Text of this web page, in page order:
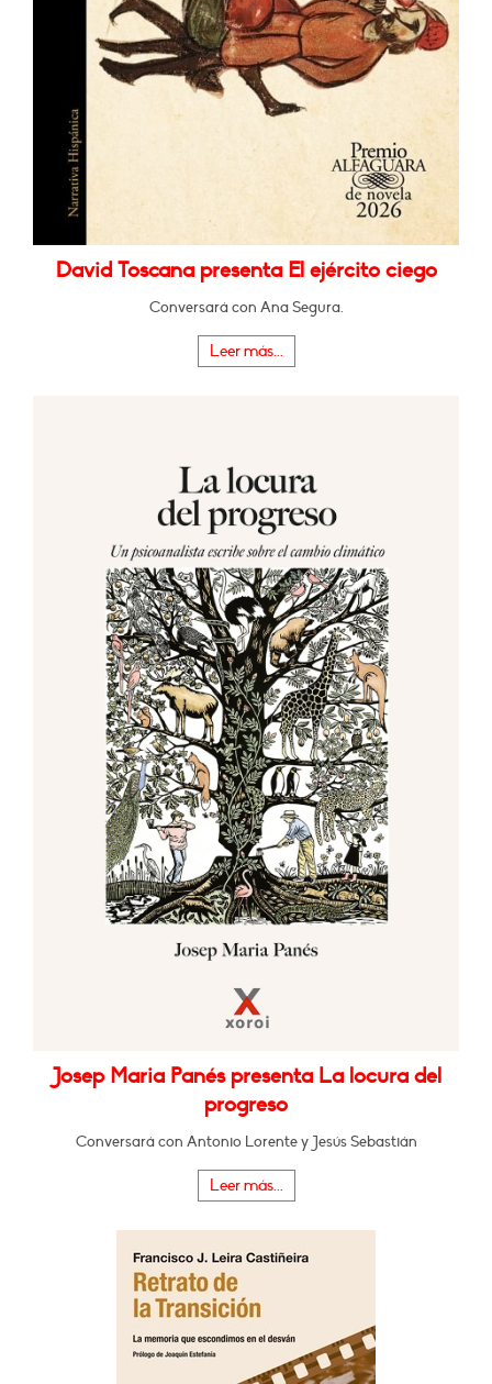
David Toscana presenta El ejército ciego
Conversará con Ana Segura.
Leer más...
Josep Maria Panés presenta La locura del
progreso
Conversará con Antonio Lorente y Jesús Sebastián
Leer más...